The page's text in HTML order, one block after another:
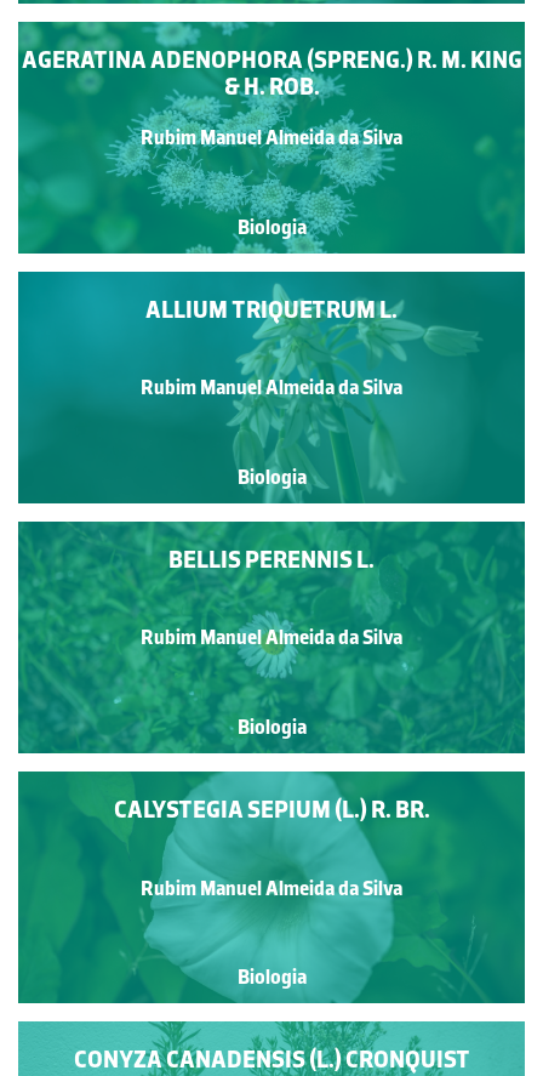
AGERATINA ADENOPHORA (SPRENG.) R. M. KING
& H. ROB.
Rubim Manuel Almeida da Silva
Biologia
ALLIUM TRIQUETRUM L.
Rubim Manuel Almeida da Silva
Biologia
BELLIS PERENNIS L.
Rubim Manuel Almeida da Silva
Biologia
CALYSTEGIA SEPIUM (L.) R. BR.
Rubim Manuel Almeida da Silva
Biologia
CONYZA CANADENSIS (L.) CRONQUIST